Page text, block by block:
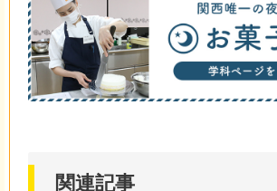
関連記事